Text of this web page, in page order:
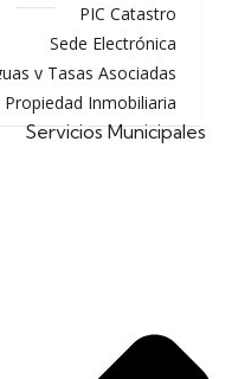
PIC Catastro
Sede Electrónica
y Tasas Asociadas
Propiedad Inmobiliaria
Servicios Municipales